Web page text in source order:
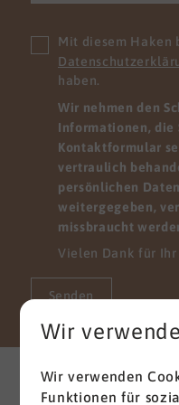
Mit diesem Haken
haben.
Wir nehmen den
Informationen, die
Kontaktformular
vertraulich
persönlichen
weitergegeben,
missbraucht
Vielen Dank für Ihr
Senden
aus der
Wir
Wir verwenden
Funktionen für